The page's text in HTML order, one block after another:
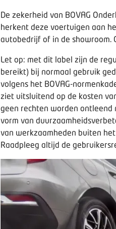
De zekerheid van BOVAG
herkent deze voertuigen aan
autobedrijf of in de showroom.
Let op: met dit label zijn de
bereikt) bij normaal gebruik
volgens het BOVAG-
ziet uitsluitend op de kosten
geen rechten worden
vorm van
van werkzaamheden buiten
Raadpleeg altijd de